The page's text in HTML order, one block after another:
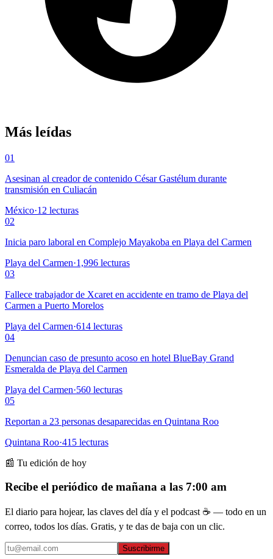
Más leídas
01
Asesinan al creador de contenido César Gastélum durante
transmisión en Culiacán
México·12 lecturas
02
Inicia paro laboral en Complejo Mayakoba en Playa del Carmen
Playa del Carmen·1,996 lecturas
03
Fallece trabajador de Xcaret en accidente en tramo de Playa del
Carmen a Puerto Morelos
Playa del Carmen·614 lecturas
04
Denuncian caso de presunto acoso en hotel BlueBay Grand
Esmeralda de Playa del Carmen
Playa del Carmen·560 lecturas
05
Reportan a 23 personas desaparecidas en Quintana Roo
Quintana Roo·415 lecturas
📰 Tu edición de hoy
Recibe el periódico de mañana a las 7:00 am
El diario para hojear, las claves del día y el podcast ☕ — todo en un
correo, todos los días. Gratis, y te das de baja con un clic.
Suscribirme